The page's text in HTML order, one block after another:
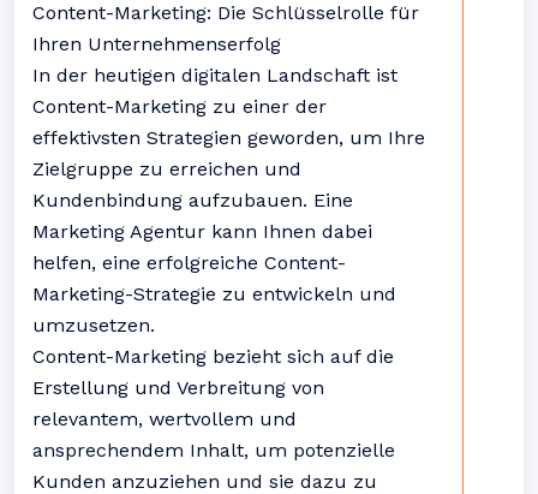
Content-Marketing: Die Schlüsselrolle für
Ihren Unternehmenserfolg
In der heutigen digitalen Landschaft ist
Content-Marketing zu einer der
effektivsten Strategien geworden, um Ihre
Zielgruppe zu erreichen und
Kundenbindung aufzubauen. Eine
Marketing Agentur kann Ihnen dabei
helfen, eine erfolgreiche Content-
Marketing-Strategie zu entwickeln und
umzusetzen.
Content-Marketing bezieht sich auf die
Erstellung und Verbreitung von
relevantem, wertvollem und
ansprechendem Inhalt, um potenzielle
Kunden anzuziehen und sie dazu zu